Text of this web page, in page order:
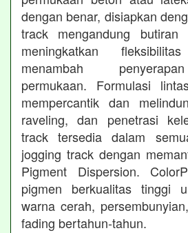
dengan benar, disiapkan
track mengandung
meningkatkan
menambah
permukaan. Formulasi
mempercantik dan
raveling, dan penetrasi
track tersedia dalam
jogging track dengan
Pigment Dispersion.
pigmen berkualitas tinggi
warna cerah,
fading bertahun-tahun.